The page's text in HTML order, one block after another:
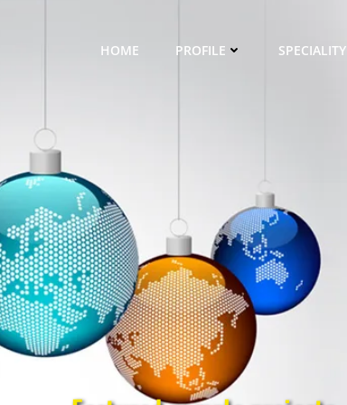
HOME PROFILE SPECIALITY